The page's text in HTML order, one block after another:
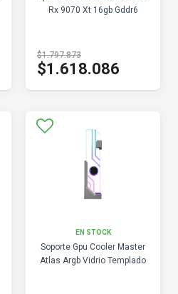
Rx 9070 Xt 16gb Gddr6
$1.797.873
$1.618.086
EN STOCK
Soporte Gpu Cooler Master
Atlas Argb Vidrio Templado